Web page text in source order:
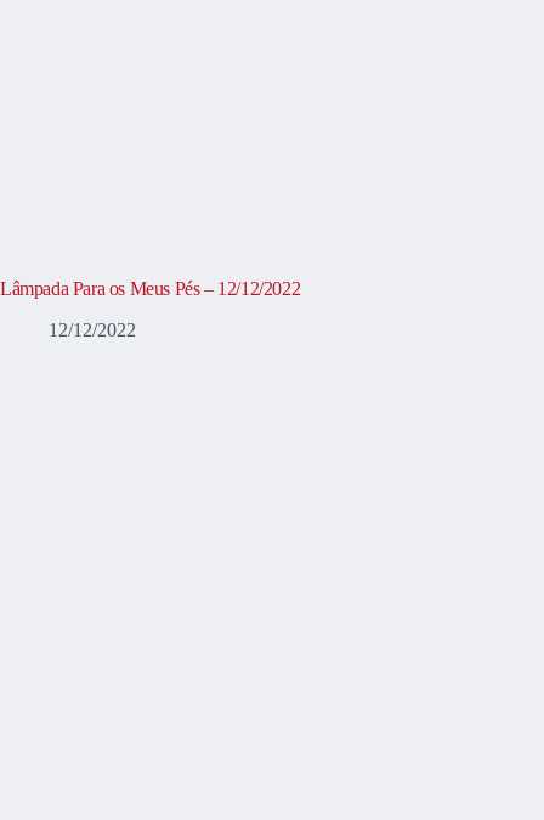
Lâmpada Para os Meus Pés – 12/12/2022
12/12/2022